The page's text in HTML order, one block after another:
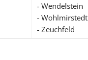
- Wendelstein
- Wohlmirstedt
- Zeuchfeld